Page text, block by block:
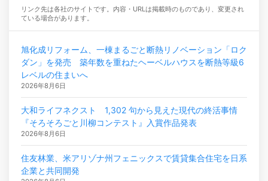
リンク先は各社のサイトです。内容・URLは掲載時のものであり、変更され
ている場合があります。
旭化成リフォーム、一棟まるごと断熱リノベーション「ロク
ダン」を発売 築年数を重ねたヘーベルハウスを断熱等級6
レベルの住まいへ
2026年8月6日
大和ライフネクスト 1,302 句から見えた現代の終活事情
『そろそろごと川柳コンテスト』入賞作品発表
2026年8月6日
住友林業、米アリゾナ州フェニックスで賃貸集合住宅を日系
企業と共同開発